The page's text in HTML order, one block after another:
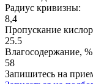
Радиус кривизны:
8,4
Пропускание
25.5
Влагосодержание,
58
Запишитесь на